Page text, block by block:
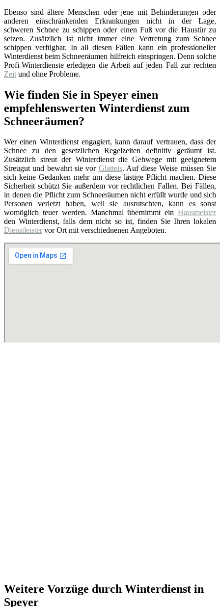
Ebenso sind ältere Menschen oder jene mit Behinderungen oder
anderen einschränkenden Erkrankungen nicht in der Lage,
schweren Schnee zu schippen oder einen Fuß vor die Haustür zu
setzen. Zusätzlich ist nicht immer eine Vertretung zum Schnee
schippen verfügbar. In all diesen Fällen kann ein professioneller
Winterdienst beim Schneeräumen hilfreich einspringen. Denn solche
Profi-Winterdienste erledigen die Arbeit auf jeden Fall zur rechten
Zeit und ohne Probleme.
Wie finden Sie in Speyer einen
empfehlenswerten Winterdienst zum
Schneeräumen?
Wer einen Winterdienst engagiert, kann darauf vertrauen, dass der
Schnee zu den gesetzlichen Regelzeiten definitiv geräumt ist.
Zusätzlich streut der Winterdienst die Gehwege mit geeignetem
Streugut und bewahrt sie vor Glatteis. Auf diese Weise müssen Sie
sich keine Gedanken mehr um diese lästige Pflicht machen. Diese
Sicherheit schützt Sie außerdem vor rechtlichen Fallen. Bei Fällen,
in denen die Pflicht zum Schneeräumen nicht erfüllt wurde und sich
Personen verletzt haben, weil sie ausrutschten, kann es sonst
womöglich teuer werden. Manchmal übernimmt ein Hausmeister
den Winterdienst, falls dem nicht so ist, finden Sie Ihren lokalen
Dienstleister vor Ort mit verschiednenen Angeboten.
Weitere Vorzüge durch Winterdienst in
Speyer